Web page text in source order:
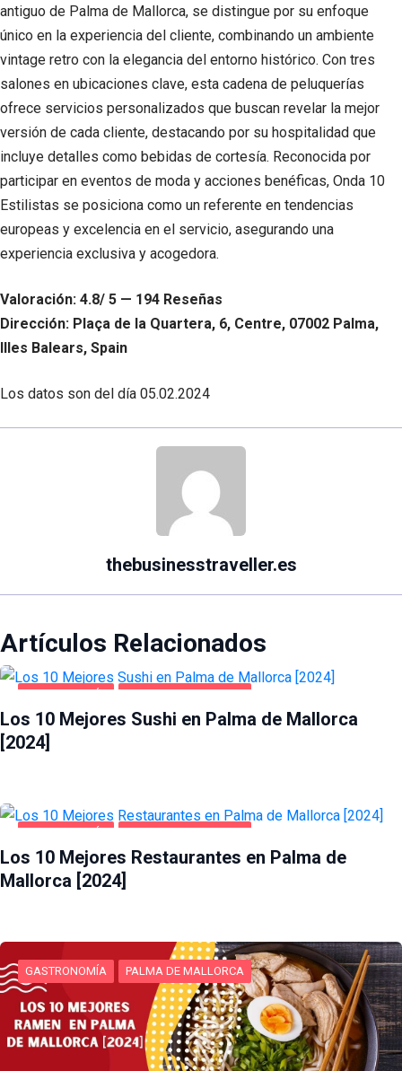
antiguo de Palma de Mallorca, se distingue por su enfoque
único en la experiencia del cliente, combinando un ambiente
vintage retro con la elegancia del entorno histórico. Con tres
salones en ubicaciones clave, esta cadena de peluquerías
ofrece servicios personalizados que buscan revelar la mejor
versión de cada cliente, destacando por su hospitalidad que
incluye detalles como bebidas de cortesía. Reconocida por
participar en eventos de moda y acciones benéficas, Onda 10
Estilistas se posiciona como un referente en tendencias
europeas y excelencia en el servicio, asegurando una
experiencia exclusiva y acogedora.
Valoración: 4.8/ 5 — 194 Reseñas
Dirección: Plaça de la Quartera, 6, Centre, 07002 Palma,
Illes Balears, Spain
Los datos son del día 05.02.2024
thebusinesstraveller.es
Artículos Relacionados
Los 10 Mejores Sushi en Palma de Mallorca
[2024]
Los 10 Mejores Restaurantes en Palma de
Mallorca [2024]
GASTRONOMÍA PALMA DE MALLORCA